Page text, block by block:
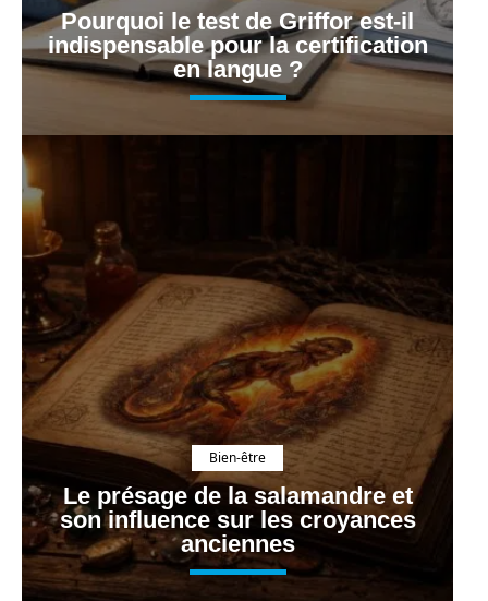
Pourquoi le test de Griffor est-il
indispensable pour la certification
en langue ?
Bien-être
Le présage de la salamandre et
son influence sur les croyances
anciennes